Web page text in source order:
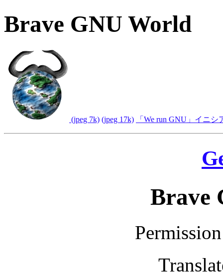
Brave GNU World
(jpeg 7k) (jpeg 17k) 「We run GNU」イニ
Brave